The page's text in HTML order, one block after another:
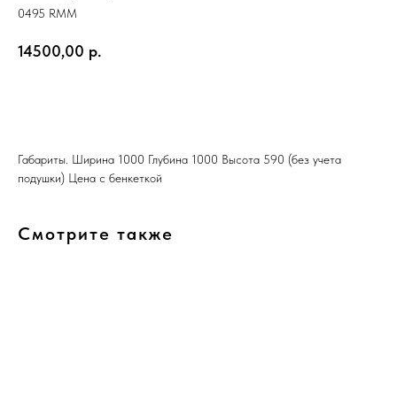
0495 RMM
14500,00 р.
Габариты. Ширина 1000 Глубина 1000 Высота 590 (без учета
подушки) Цена с бенкеткой
Смотрите также